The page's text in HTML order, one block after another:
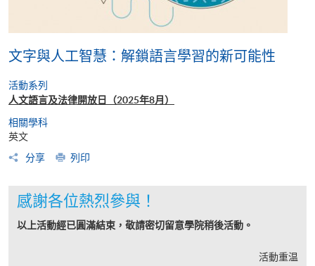
文字與人工智慧：解鎖語言學習的新可能性
活動系列
人文語言及法律開放日（2025年8月）
相關學科
英文
分享
列印
感謝各位熱烈參與！
以上活動經已圓滿結束，敬請密切留意學院稍後活動。
活動重温